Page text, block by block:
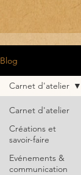
Blog
Carnet d'atelier
Créations et
savoir-faire
Evénements &
communication
Carnet d'atelier